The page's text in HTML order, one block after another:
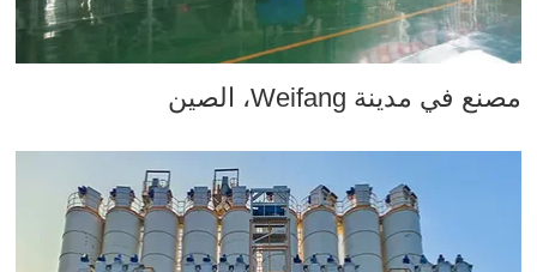
مصنع في مدينة Weifang، الصين